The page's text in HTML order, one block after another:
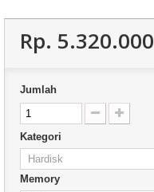
Rp‎. 5.320.000
Jumlah
Kategori
Memory